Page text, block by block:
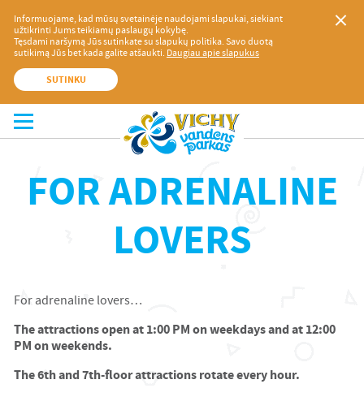
Informuojame, kad mūsų svetainėje naudojami slapukai, siekiant
užtikrinti Jums teikiamų paslaugų kokybę.
Tęsdami naršymą Jūs sutinkate su slapukų politika. Savo duotą
sutikimą Jūs bet kada galite atšaukti. Daugiau apie slapukus
SUTINKU
FOR ADRENALINE
LOVERS
For adrenaline lovers…
The attractions open at 1:00 PM on weekdays and at 12:00
PM on weekends.
The 6th and 7th-floor attractions rotate every hour.